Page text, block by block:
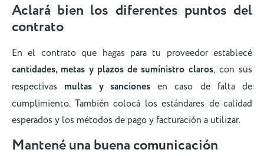
Aclará bien los diferentes puntos del
contrato
En el contrato que hagas para tu proveedor establecé
cantidades, metas y plazos de suministro claros, con sus
respectivas multas y sancionesen caso de falta de
cumplimiento. También colocá los estándares de calidad
esperados y los métodos de pago y facturación a utilizar.
Mantené una buena comunicación